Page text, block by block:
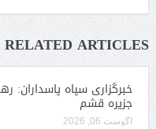
RELATED ARTICLES
خبرگزاری سپاه پاسداران:
جزیره قشم
آگوست 06, 2026